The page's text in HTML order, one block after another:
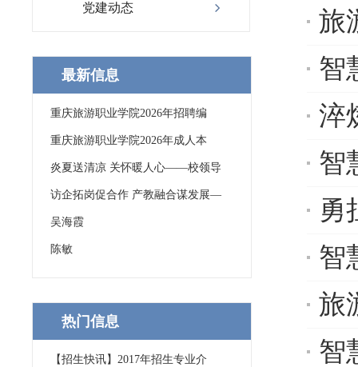
党建动态
最新信息
重庆旅游职业学院2026年招聘编
重庆旅游职业学院2026年成人本
炎夏送清凉 关怀暖人心——校领导
访企拓岗促合作 产教融合谋发展—
吴海霞
陈敏
热门信息
【招生快讯】2017年招生专业介
旅
智
淬
智
勇
智
旅
智